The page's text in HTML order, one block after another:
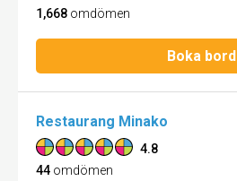
1,668 omdömen
Boka bord
Restaurang Minako
4.8
44 omdömen